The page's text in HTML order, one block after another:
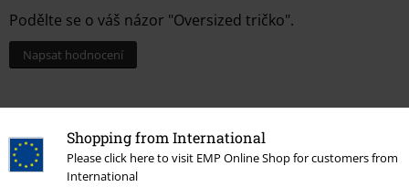
Shopping from International
Please click here to visit EMP Online Shop for customers from
International
Podělte se o váš názor "Oversized tričko".
Napsat hodnocení